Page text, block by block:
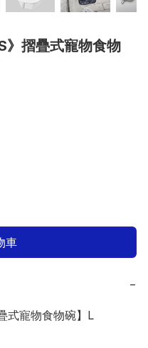
》摺疊式寵物食物
車
−
式寵物食物碗】L